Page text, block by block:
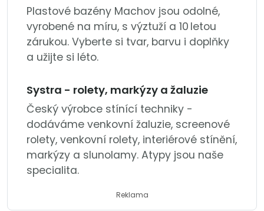
Plastové bazény Machov jsou odolné,
vyrobené na míru, s výztuží a 10 letou
zárukou. Vyberte si tvar, barvu i doplňky
a užijte si léto.
Systra - rolety, markýzy a žaluzie
Český výrobce stínící techniky -
dodáváme venkovní žaluzie, screenové
rolety, venkovní rolety, interiérové stínění,
markýzy a slunolamy. Atypy jsou naše
specialita.
Reklama